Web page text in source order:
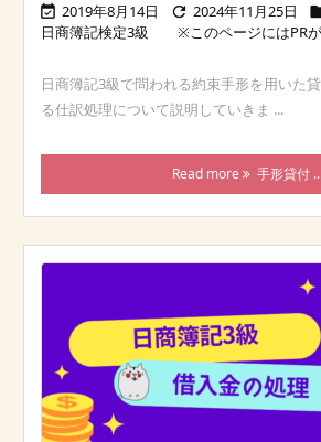
 2019年8月14日  2024年11月25日
日商簿記検定3級
日商簿記3級で問われる約束手形を用いた
る仕訳処理について説明していきま ...
Read more 手形貸付